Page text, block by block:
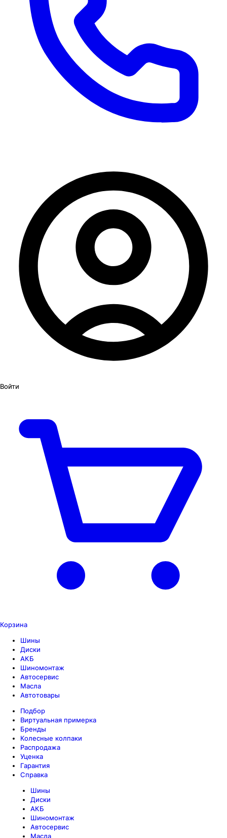
Войти
Корзина
Шины
Диски
АКБ
Шиномонтаж
Автосервис
Масла
Автотовары
Подбор
Виртуальная примерка
Бренды
Колесные колпаки
Распродажа
Уценка
Гарантия
Справка
Шины
Диски
АКБ
Шиномонтаж
Автосервис
Масла